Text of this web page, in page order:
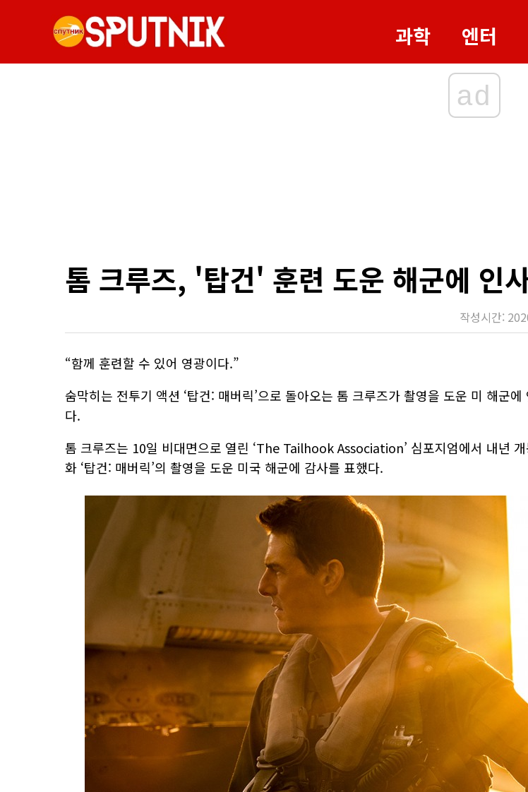
과학 엔터
ad
톰 크루즈, '탑건' 훈련 도운 해군에 인
작성시간:
“함께 훈련할 수 있어 영광이다.”
숨막히는 전투기 액션 ‘탑건: 매버릭’으로 돌아오는 톰 크루즈가 촬영을 도운 미 해군에
다.
톰 크루즈는 10일 비대면으로 열린 ‘The Tailhook Association’ 심포지엄에서 내년 개
화 ‘탑건: 매버릭’의 촬영을 도운 미국 해군에 감사를 표했다.